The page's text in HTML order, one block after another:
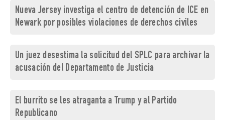
Nueva Jersey investiga el centro de detención de ICE en
Newark por posibles violaciones de derechos civiles
Un juez desestima la solicitud del SPLC para archivar la
acusación del Departamento de Justicia
El burrito se les atraganta a Trump y al Partido
Republicano